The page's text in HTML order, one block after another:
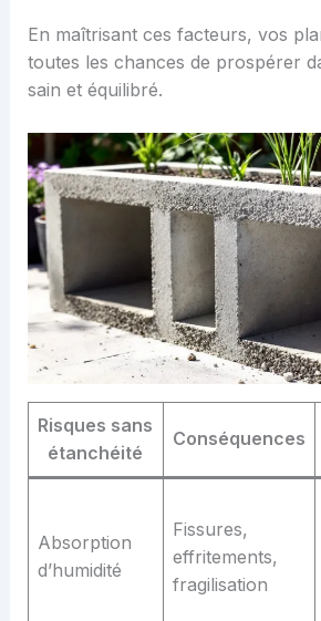
En maîtrisant ces facteurs, vos
toutes les chances de prospérer
sain et équilibré.
Risques sans
étanchéité
Conséquences
Absorption
d’humidité
Fissures,
effritements,
fragilisation